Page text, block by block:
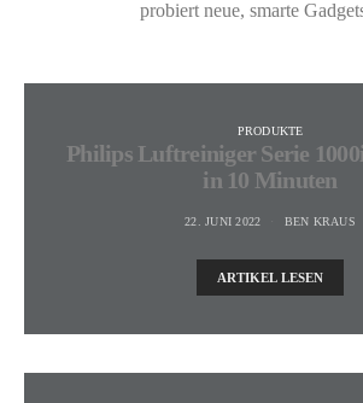
probiert neue, smarte
PRODUKTE
Philips Luftreiniger Serie
in 10 Minuten
22. JUNI 2022 BEN KRAUS
ARTIKEL LESEN